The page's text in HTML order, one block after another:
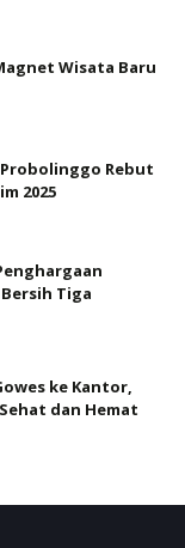
Wisata Baru
Rebut
2025
Tiga
ke Kantor,
dan Hemat